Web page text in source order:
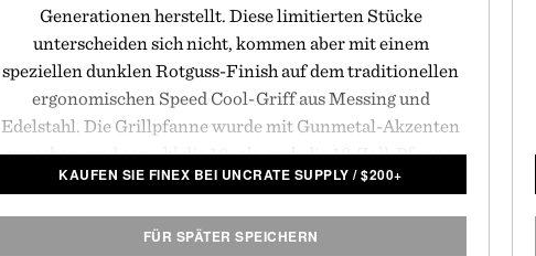
Generationen herstellt. Diese limitierten Stücke
unterscheiden sich nicht, kommen aber mit einem
speziellen dunklen Rotguss-Finish auf dem traditionellen
ergonomischen Speed Cool-Griff aus Messing und
Edelstahl. Die Grillpfanne wurde mit Gunmetal-Akzenten
versehen, und sowohl die 10- als auch die 12-Zoll-Pfanne
sorgen für einen modernen Look, der poliert ist, um zu
haltbaren Gusseisen, das eine hervorragende
KAUFEN SIE FINEX BEI UNCRATE SUPPLY /$200+
FÜR SPÄTER SPEICHERN